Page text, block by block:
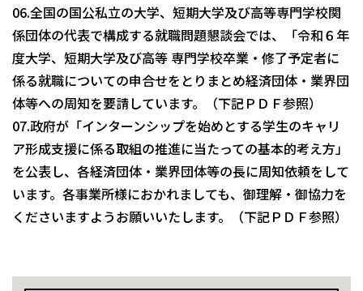
06.全国の国公私立の大学、短期大学及び高等専門学校関
係団体の代表で構成する就職問題懇談会では、「令和６年
度大学、短期大学及び高等 専門学校卒業・修了予定者に
係る就職についての申合せをとりまとめ経済団体・業界団
体等への周知を要請しています。（下記ＰＤＦ参照）
07.政府が「インターンシップを始めとする学生のキャリ
ア形成支援に係る取組の推進に当たっての基本的考え方」
を公表し、各経済団体・業界団体等の長に周知依頼をして
います。各事業所様におかれましても、御理解・御協力を
くださいますようお願いいたします。（下記ＰＤＦ参照）